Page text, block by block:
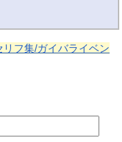
フ集/ガイバライベン